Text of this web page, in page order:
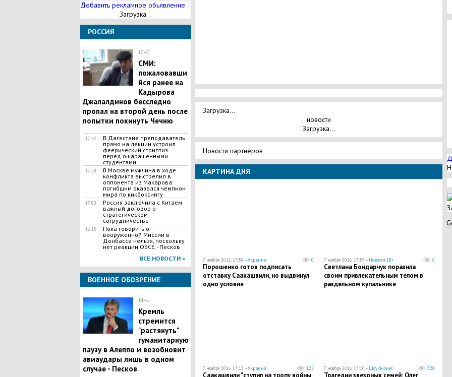
Добавить рекламное обьявление
Загрузка...
РОССИЯ
17:47
СМИ:
пожаловавши
йся ранее на
Кадырова
Джалалдинов бесследно
пропал на второй день после
попытки покинуть Чечню
17:42
В Дагестане преподаватель
прямо на лекции устроил
феерический стриптиз
перед ошарашенными
студентами
17:24
В Москве мужчина в ходе
конфликта выстрелил в
оппонента из Макарова:
погибшим оказался чемпион
мира по кикбоксингу
17:00
Россия заключила с Китаем
важный договор о
стратегическом
сотрудничестве
16:15
Пока говорить о
вооруженной Миссии в
Донбассе нельзя, поскольку
нет реакции ОБСЕ, - Песков
ВСЕ НОВОСТИ »
ВОЕННОЕ ОБОЗРЕНИЕ
14:41
Кремль
стремится
"растянуть"
гуманитарную
паузу в Алеппо и возобновит
авиаудары лишь в одном
случае - Песков
Загрузка...
новости
Загрузка...
Новости партнеров
КАРТИНА ДНЯ
7 ноября 2016, 17:58 —Украина 0
Порошенко готов подписать
отставку Саакашвили, но выдвинул
одно условие
7 ноября 2016, 17:57 —Новости 18+ 6
Светлана Бондарчук поразила
своим привлекательным телом в
раздельном купальнике
7 ноября 2016, 17:13 —Украина 125
Саакашвили "ступил на тропу войны
7 ноября 2016, 17:10 —Шоу-бизнес 328
Трагедии звездных семей: Олег